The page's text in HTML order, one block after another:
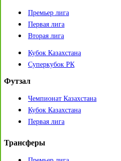
Премьер лига
Первая лига
Вторая лига
Кубок Казахстана
Суперкубок РК
Футзал
Чемпионат Казахстана
Кубок Казахстана
Первая лига
Трансферы